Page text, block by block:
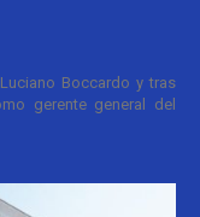
Boccardo y tras
gerente general del